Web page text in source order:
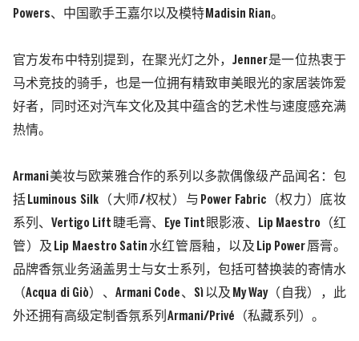
Powers、中国歌手王嘉尔以及模特 Madisin Rian。
官方发布中特别提到，在聚光灯之外，Jenner是一位热衷于
马术竞技的骑手，也是一位拥有精致审美眼光的家居装饰爱
好者，同时还对汽车文化及其中蕴含的艺术性与速度感充满
热情。
Armani美妆与欧莱雅合作的系列以多款偶像级产品闻名：包
括 Luminous Silk （大师/权杖）与 Power Fabric（权力）底妆
系列、Vertigo Lift 睫毛膏、 Eye Tint 眼影液、 Lip Maestro（红
管）及 Lip Maestro Satin 水红管唇釉，以及 Lip Power 唇膏。
品牌香氛业务涵盖男士与女士系列，包括可替换装的寄情水
（Acqua di Giò）、Armani Code 、Sì 以及 My Way（自我），此
外还拥有高级定制香氛系列 Armani/Privé （私藏系列）。